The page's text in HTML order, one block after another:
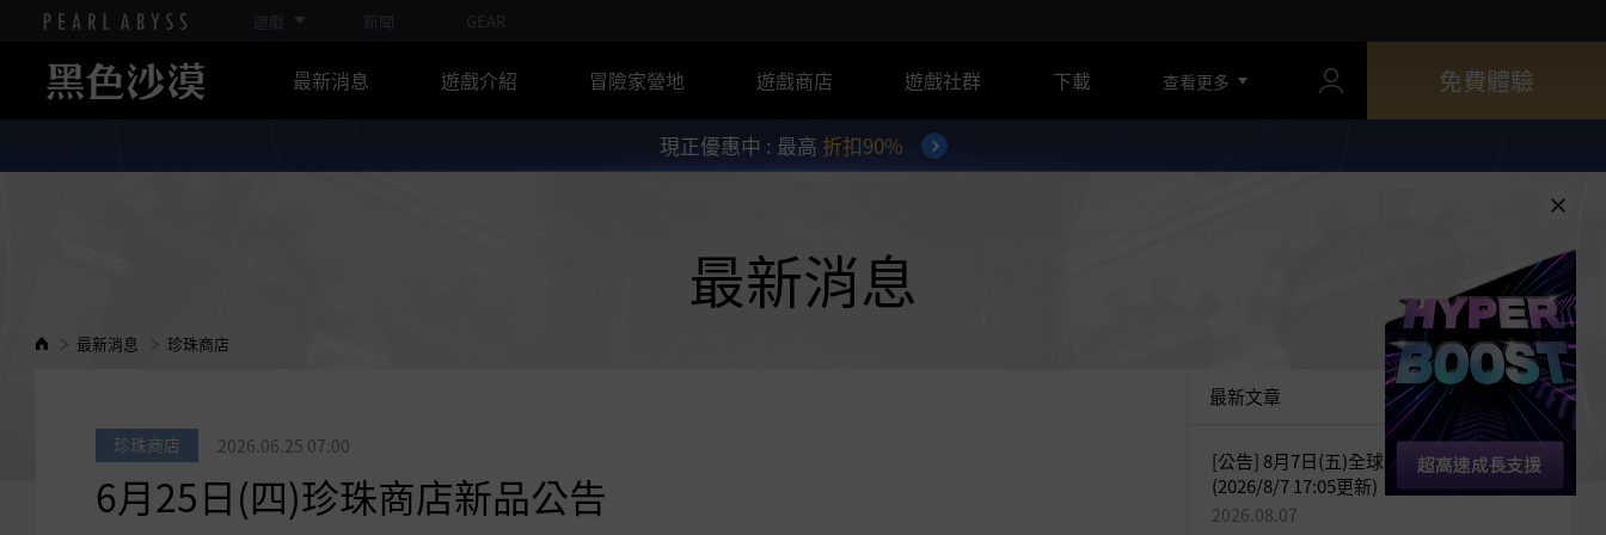
遊戲 新聞 GEAR
最新消息 遊戲介紹 冒險家營地 遊戲商店 遊戲社群 下載 查看更多 免費體驗
現正優惠中 : 最高 折扣90%
最新消息
最新消息 珍珠商店
珍珠商店 2026.06.25 07:00
6月25日(四)珍珠商店新品公告
最新文章
[公告] 8月7日(五)全球交易所臨時維護公告
(2026/8/7 17:05更新)
2026.08.07